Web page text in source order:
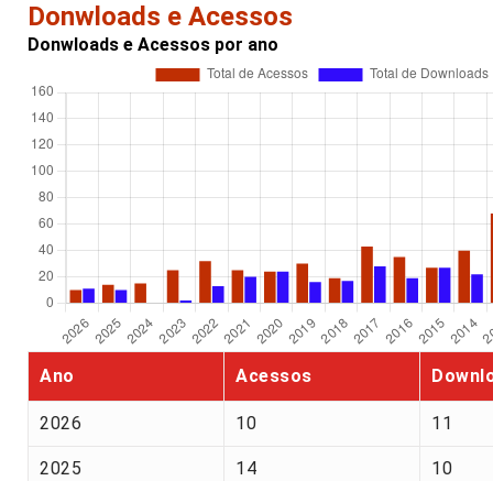
Donwloads e Acessos
Donwloads e Acessos por ano
Ano Acessos
2026 10 11
2025 14 10